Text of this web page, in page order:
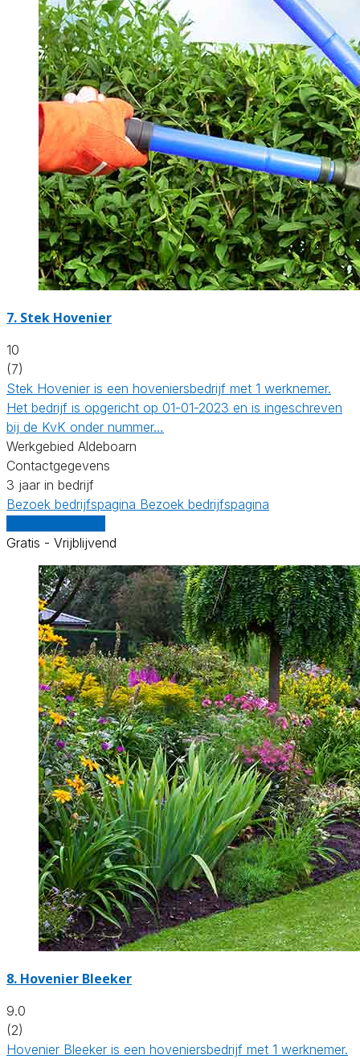
7. Stek Hovenier
10
(7)
Stek Hovenier is een hoveniersbedrijf met 1 werknemer.
Het bedrijf is opgericht op 01-01-2023 en is ingeschreven
bij de KvK onder nummer…
Werkgebied Aldeboarn
Contactgegevens
3 jaar in bedrijf
Bezoek bedrijfspagina Bezoek bedrijfspagina
Gratis - Vrijblijvend
8. Hovenier Bleeker
9.0
(2)
Hovenier Bleeker is een hoveniersbedrijf met 1 werknemer.